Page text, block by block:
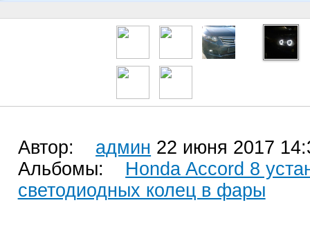
Автор: админ 22 июня 2017
Альбомы:
Honda Accord 8
светодиодных колец в фары